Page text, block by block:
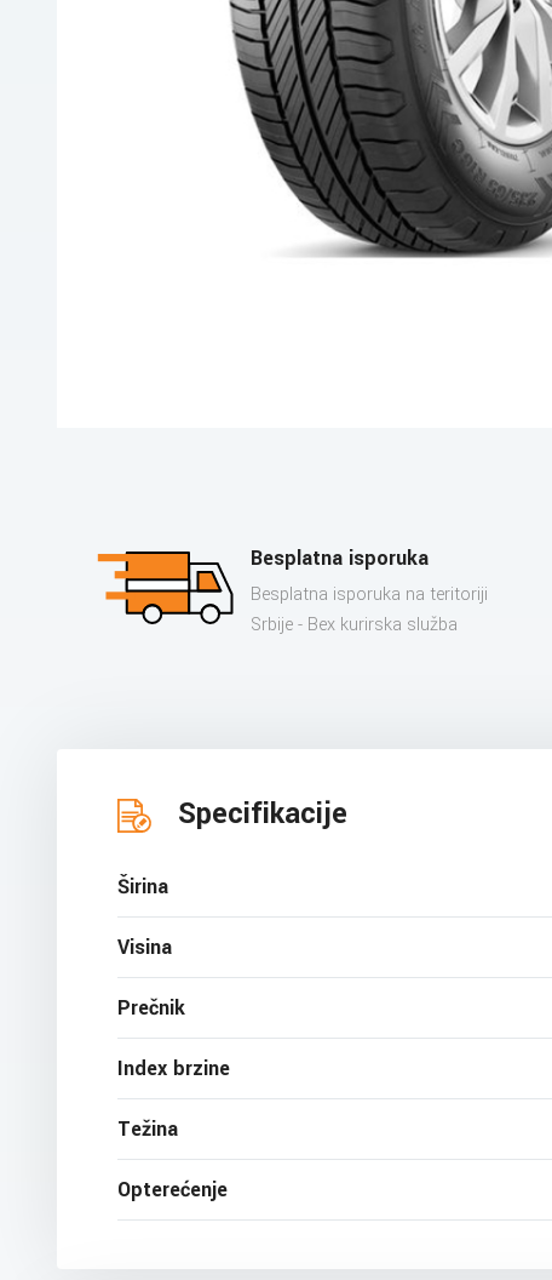
Besplatna isporuka
Besplatna isporuka na teritoriji
Srbije - Bex kurirska služba
Specifikacije
Širina
Visina
Prečnik
Index brzine
Težina
Opterećenje